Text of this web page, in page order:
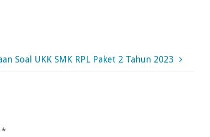
Soal UKK SMK RPL Paket 2 Tahun 2023
*